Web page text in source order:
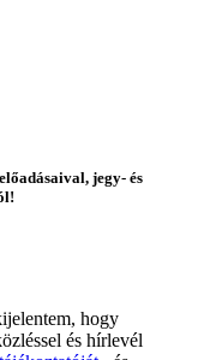
jegy- és
hogy
és hírlevél